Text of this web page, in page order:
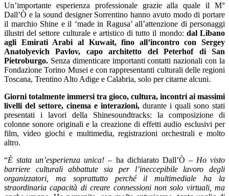
Un’importante esperienza professionale grazie alla quale il M°
Dall’Ò e la sound designer Sorrentino hanno avuto modo di portare
il marchio Shine e il ‘made in Ragusa’ all’attenzione di personaggi
illustri del settore culturale e artistico di tutto il mondo: dal Libano
agli Emirati Arabi al Kuwait, fino all’incontro con Sergey
Anatolyevich Pavlov, capo architetto del Peterhof di San
Pietroburgo. Senza dimenticare importanti contatti nazionali con la
Fondazione Torino Musei e con rappresentanti culturali delle regioni
Toscana, Trentino Alto Adige e Calabria, solo per citarne alcuni.
Giorni totalmente immersi tra gioco, cultura, incontri ai massimi
livelli del settore, cinema e interazioni, durante i quali sono stati
presentati i lavori della Shinesoundtracks: la composizione di
colonne sonore originali e la creazione di effetti audio esclusivi per
film, video giochi e multimedia, registrazioni orchestrali e molto
altro.
“È stata un’esperienza unica! – ha dichiarato Dall’Ò – Ho visto
barriere culturali abbattute sia per l’ineccepibile lavoro degli
organizzatori, ma soprattutto perché il multimediale ha la
straordinaria capacità di creare connessioni non solo virtuali, ma